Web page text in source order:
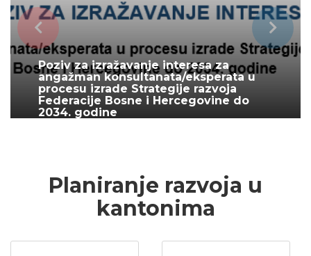
Poziv za izražavanje interesa za
angažman konsultanata/eksperata u
procesu izrade Strategije razvoja
Federacije Bosne i Hercegovine do
2034. godine
Planiranje razvoja u
kantonima